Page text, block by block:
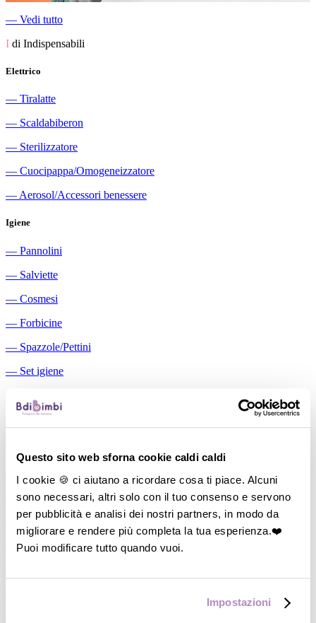
Questo sito web sforna cookie caldi caldi
I cookie 🍪 ci aiutano a ricordare cosa ti piace. Alcuni
sono necessari, altri solo con il tuo consenso e servono
per pubblicità e analisi dei nostri partners, in modo da
migliorare e rendere più completa la tua esperienza.❤️
Puoi modificare tutto quando vuoi.
Impostazioni
― Vedi tutto
I di Indispensabili
Elettrico
― Tiralatte
― Scaldabiberon
― Sterilizzatore
― Cuocipappa/Omogeneizzatore
― Aerosol/Accessori benessere
Igiene
― Pannolini
― Salviette
― Cosmesi
― Forbicine
― Spazzole/Pettini
― Set igiene
Aspiratori nasali manuali
―
Cuscini allattamento
―Biberon
―
Tettarelle
―Succhietti